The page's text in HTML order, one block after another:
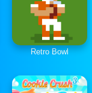
Retro Bowl